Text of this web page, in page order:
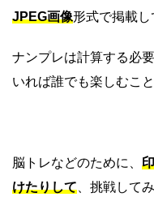
JPEG画像形式で掲載し
ナンプレは計算する必要
いれば誰でも楽しむこ
脳トレなどのために、
けたりして 、挑戦して